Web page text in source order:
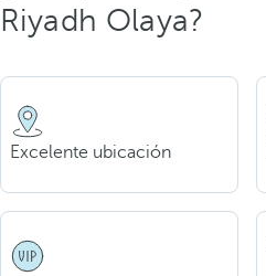
Riyadh Olaya?
Excelente ubicación